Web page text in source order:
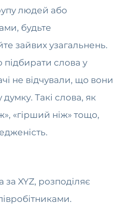
людей або
будьте
зайвих узагальнень.
слова у
не відчували, що вони
Такі слова, як
«гірший ніж» тощо,
XYZ, розподіляє